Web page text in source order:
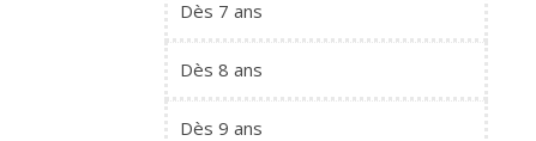
Dès 7 ans
Dès 8 ans
Dès 9 ans